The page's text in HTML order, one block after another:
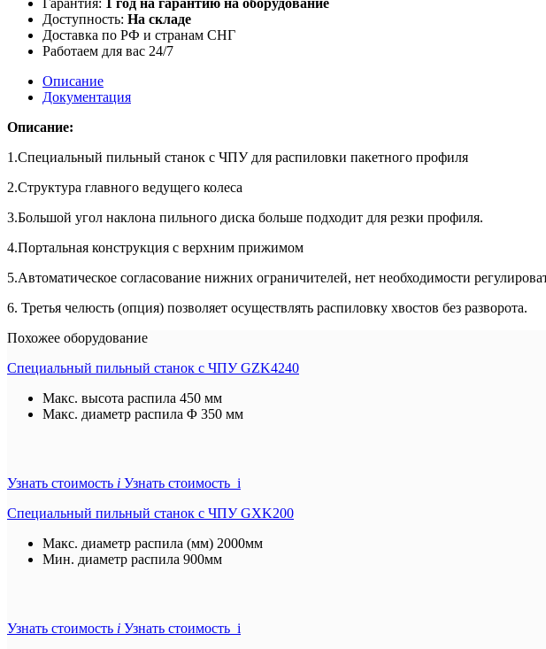
Гарантия: 1 год на гарантию на оборудование
Доступность: На складе
Доставка по РФ и странам СНГ
Работаем для вас 24/7
Описание
Документация
Описание:
1.Специальный пильный станок с ЧПУ для распиловки пакетного профиля
2.Структура главного ведущего колеса
3.Большой угол наклона пильного диска больше подходит для резки профиля.
4.Портальная конструкция с верхним прижимом
5.Автоматическое согласование нижних ограничителей, нет необходимости
6. Третья челюсть (опция) позволяет осуществлять распиловку хвостов без разворота.
Похожее оборудование
Специальный пильный станок с ЧПУ GZK4240
Макс. высота распила 450 мм
Макс. диаметр распила Φ 350 мм
Узнать стоимость i Узнать стоимость i
Специальный пильный станок с ЧПУ GXK200
Макс. диаметр распила (мм) 2000мм
Мин. диаметр распила 900мм
Узнать стоимость i Узнать стоимость i